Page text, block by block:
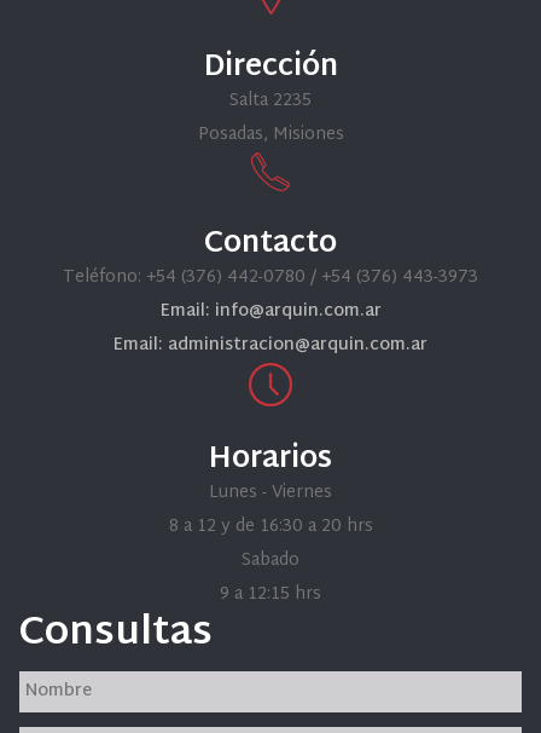
Dirección
Salta 2235
Posadas, Misiones
Contacto
Teléfono: +54 (376) 442-0780 / +54 (376) 443-3973
Email: info@arquin.com.ar
Email: administracion@arquin.com.ar
Horarios
Lunes - Viernes
8 a 12 y de 16:30 a 20 hrs
Sabado
9 a 12:15 hrs
Consultas